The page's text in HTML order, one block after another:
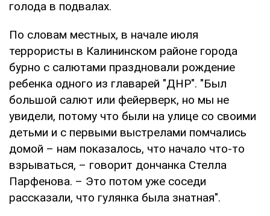
голода в подвалах.
По словам местных, в начале июля
террористы в Калининском районе города
бурно с салютами праздновали рождение
ребенка одного из главарей "ДНР". "Был
большой салют или фейерверк, но мы не
увидели, потому что были на улице со своими
детьми и с первыми выстрелами помчались
домой – нам показалось, что начало что-то
взрываться, – говорит дончанка Стелла
Парфенова. – Это потом уже соседи
рассказали, что гулянка была знатная".